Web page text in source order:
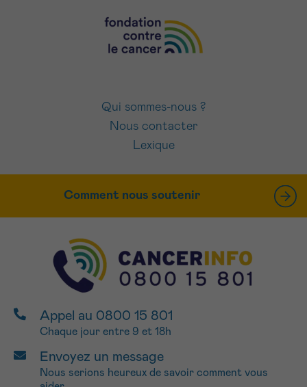
Qui sommes-nous ?
Nous contacter
Lexique
Comment nous soutenir
Appel au 0800 15 801
Chaque jour entre 9 et 18h
Envoyez un message
Nous serions heureux de savoir comment vous